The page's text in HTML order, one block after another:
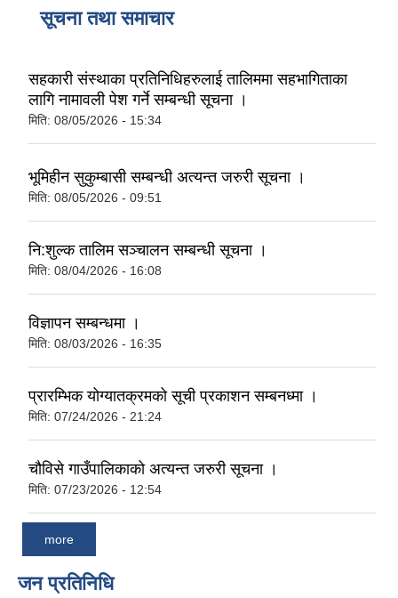
सूचना तथा समाचार
सहकारी संस्थाका प्रतिनिधिहरुलाई तालिममा सहभागिताका
लागि नामावली पेश गर्ने सम्बन्धी सूचना ।
मिति: 08/05/2026 - 15:34
भूमिहीन सुकुम्बासी सम्बन्धी अत्यन्त जरुरी सूचना ।
मिति: 08/05/2026 - 09:51
नि:शुल्क तालिम सञ्चालन सम्बन्धी सूचना ।
मिति: 08/04/2026 - 16:08
विज्ञापन सम्बन्धमा ।
मिति: 08/03/2026 - 16:35
प्रारम्भिक योग्यातक्रमको सूची प्रकाशन सम्बनध्मा ।
मिति: 07/24/2026 - 21:24
चौविसे गाउँपालिकाको अत्यन्त जरुरी सूचना ।
मिति: 07/23/2026 - 12:54
more
जन प्रतिनिधि